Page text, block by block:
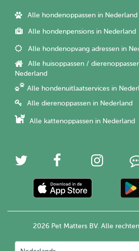
Alle hondenoppassen in Nederland
Alle hondenpensions in Nederland
Alle hondenopvang adressen in
Alle huisoppassen /
Nederland
Alle hondenuitlaatservices in
Alle dierenoppassen in Nederland
Alle kattenoppassen in Nederland
2026 Pet Matters BV. Alle